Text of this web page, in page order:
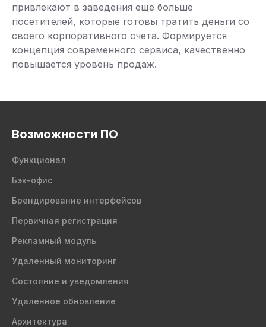
привлекают в заведения еще больше
посетителей, которые готовы тратить деньги со
своего корпоративного счета. Формируется
концепция современного сервиса, качественно
повышается уровень продаж.
Возможности ПО
Функционал
Бэк-офис
Брендирование интерфейсов
Первичная регистрация
Рекламный модуль
Удаленный мониторинг
Состояние и уведомления
Удаленное обновление
Архитектура